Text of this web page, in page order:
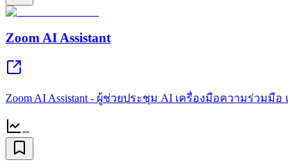
Zoom AI Assistant
Zoom AI Assistant - ผู้ช่วยประชุม AI เครื่องมือความร่วมมื
--